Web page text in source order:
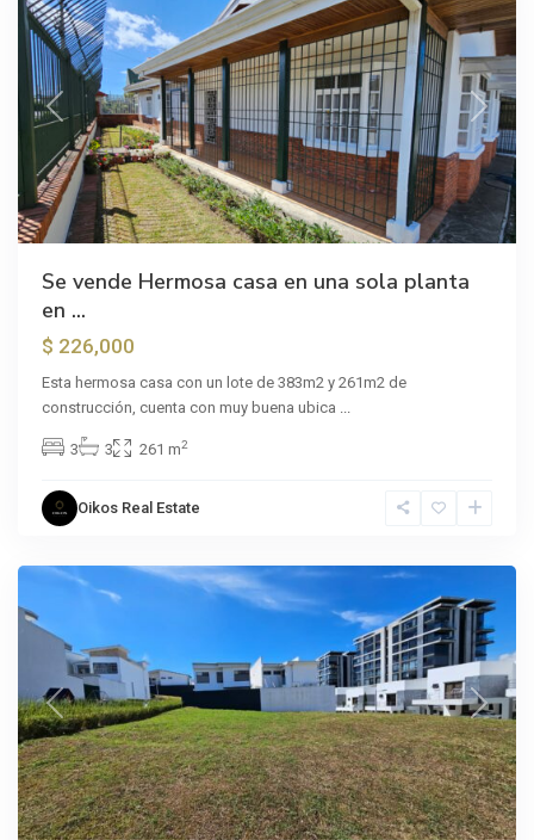
Previous Next
Se vende Hermosa casa en una sola planta
en ...
$ 226,000
Esta hermosa casa con un lote de 383m2 y 261m2 de
construcción, cuenta con muy buena ubica ...
3 3 261 m2
Oikos Real Estate
Previous Next